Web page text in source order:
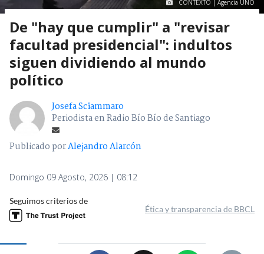
CONTEXTO | Agencia UNO
De "hay que cumplir" a "revisar
facultad presidencial": indultos
siguen dividiendo al mundo
político
Josefa Sciammaro
Periodista en Radio Bío Bío de Santiago
Publicado porAlejandro Alarcón
Domingo 09 Agosto, 2026 | 08:12
Seguimos criterios de
Ética y transparencia de BBCL